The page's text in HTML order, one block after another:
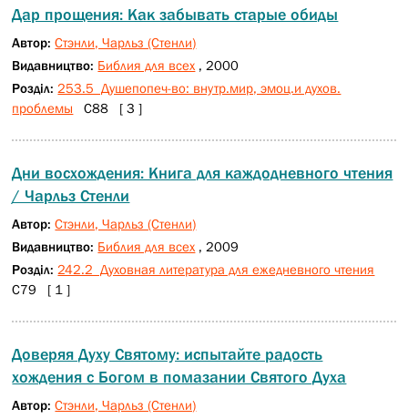
Дар прощения: Как забывать старые обиды
Автор:Стэнли, Чарльз (Стенли)
Видавництво: Библия для всех , 2000
Розділ: 253.5 Душепопеч-во: внутр.мир, эмоц.и духов.
проблемы С88 [ 3 ]
Дни восхождения: Книга для каждодневного чтения
/ Чарльз Стенли
Автор:Стэнли, Чарльз (Стенли)
Видавництво: Библия для всех , 2009
Розділ: 242.2 Духовная литература для ежедневного чтения
С79 [ 1 ]
Доверяя Духу Святому: испытайте радость
хождения с Богом в помазании Святого Духа
Автор:Стэнли, Чарльз (Стенли)